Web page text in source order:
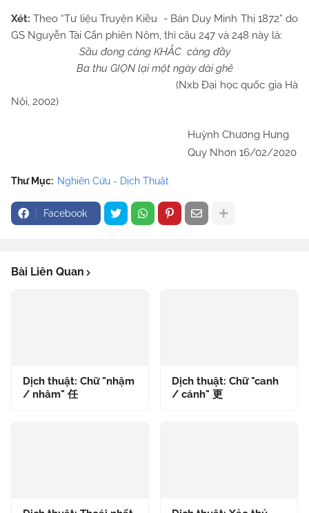
Xét: Theo “Tư liệu Truyện Kiều - Bản Duy Minh Thị 1872” do
GS Nguyễn Tài Cẩn phiên Nôm, thì câu 247 và 248 này là:
Sầu đong càng KHẮC càng đầy
Ba thu GIỌN lại một ngày dài ghê
(Nxb Đại học quốc gia Hà
Nội, 2002)
Huỳnh Chương Hưng
Quy Nhơn 16/02/2020
Thư Mục: Nghiên Cứu - Dịch Thuật
Facebook
Bài Liên Quan
Dịch thuật: Chữ "nhậm
/ nhâm" 任
Dịch thuật: Chữ "canh
/ cánh" 更